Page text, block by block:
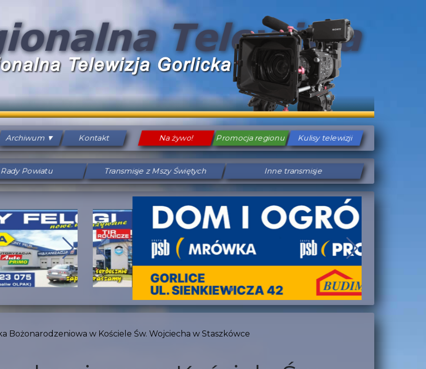
Archiwum Kontakt Na żywo! Promocja regionu Kulisy telewizji
Rady Powiatu Transmisje z Mszy Świętych Inne transmisje
Bożonarodzeniowa w Kościele Św. Wojciecha w Staszkówce